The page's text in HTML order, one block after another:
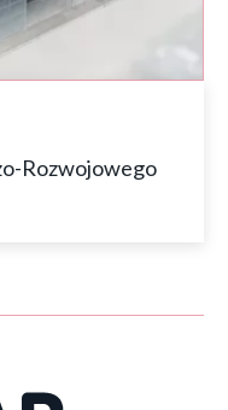
Rozwojowego